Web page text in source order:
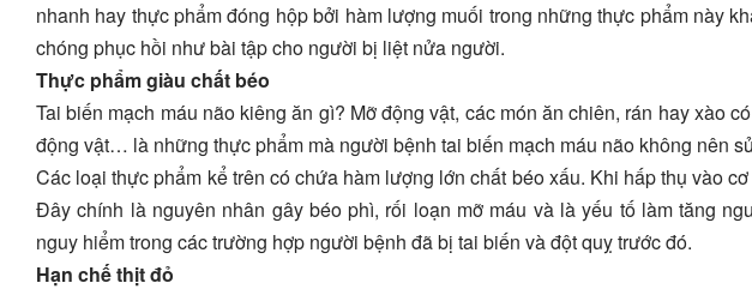
nhanh hay thực phẩm đóng hộp bởi hàm lượng muối trong những thực phẩm này
chóng phục hồi như bài tập cho người bị liệt nửa người.
Thực phẩm giàu chất béo
Tai biến mạch máu não kiêng ăn gì? Mỡ động vật, các món ăn chiên, rán hay xào
động vật… là những thực phẩm mà người bệnh tai biến mạch máu não không nên
Các loại thực phẩm kể trên có chứa hàm lượng lớn chất béo xấu. Khi hấp thụ vào
Đây chính là nguyên nhân gây béo phì, rối loạn mỡ máu và là yếu tố làm tăng
nguy hiểm trong các trường hợp người bệnh đã bị tai biến và đột quỵ trước đó.
Hạn chế thịt đỏ